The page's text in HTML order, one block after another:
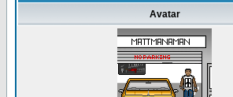
Avatar